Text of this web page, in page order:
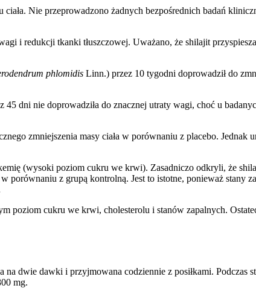
Nie przeprowadzono żadnych bezpośrednich badań
i redukcji tkanki tłuszczowej. Uważano, że shilajit
phlomidis Linn.) przez 10 tygodni doprowadził do
dni nie doprowadziła do znacznej utraty wagi, choć u
zmniejszenia masy ciała w porównaniu z placebo. Jednak
(wysoki poziom cukru we krwi). Zasadniczo odkryli, że
z grupą kontrolną. Jest to istotne, ponieważ stany
cukru we krwi, cholesterolu i stanów zapalnych.
dwie dawki i przyjmowana codziennie z posiłkami. Podczas
mg.